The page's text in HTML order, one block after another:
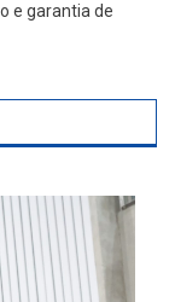
e garantia de